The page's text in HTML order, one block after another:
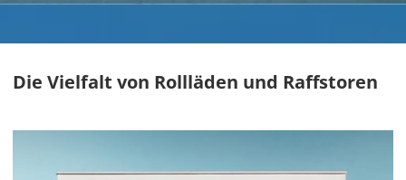
Die Vielfalt von Rollläden und Raffstoren